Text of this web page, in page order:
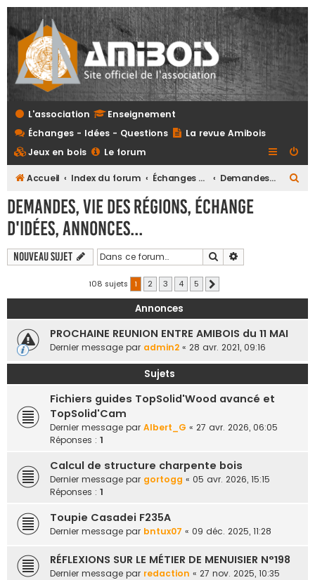
L'association
Enseignement
Échanges - Idées - Questions
La revue Amibois
Jeux en bois
Le forum
Accueil Index du forum Échanges - Idées - Questions Demandes, vie des régions, échange d'idées, annonces...
Demandes, vie des régions, échange
d'idées, annonces...
Nouveau sujet Rechercher
108 sujets 1 2 3 4 5
Annonces
PROCHAINE REUNION ENTRE AMIBOIS du 11 MAI
Dernier message par admin2 « 28 avr. 2021, 09:16
Sujets
Fichiers guides TopSolid'Wood avancé et
TopSolid'Cam
Dernier message par Albert_G « 27 avr. 2026, 06:05
Réponses : 1
Calcul de structure charpente bois
Dernier message par gortogg « 05 avr. 2026, 15:15
Réponses : 1
Toupie Casadei F235A
Dernier message par bntux07 « 09 déc. 2025, 11:28
RÉFLEXIONS SUR LE MÉTIER DE MENUISIER N°198
Dernier message par redaction « 27 nov. 2025, 10:35